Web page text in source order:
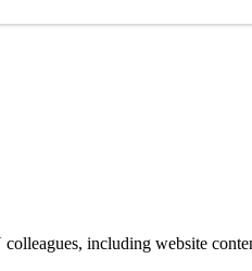
including website